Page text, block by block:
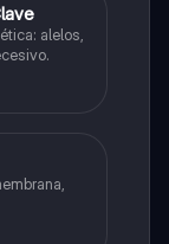
alelos,